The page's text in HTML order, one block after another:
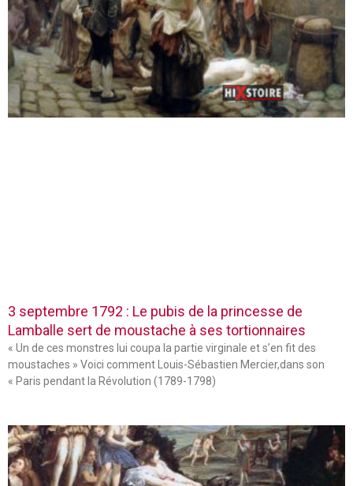
3 septembre 1792 : Le pubis de la princesse de
Lamballe sert de moustache à ses tortionnaires
« Un de ces monstres lui coupa la partie virginale et s’en fit des
moustaches » Voici comment Louis-Sébastien Mercier,dans son
« Paris pendant la Révolution (1789-1798)